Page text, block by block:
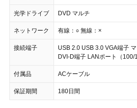
光学ドライブ DVD マルチ
ネットワーク 有線：○ 無線：×
接続端子
USB 2.0 USB 3.0 VGA端子
DVI-D端子 LANポート（100/
付属品 ACケーブル
保証期間 180日間